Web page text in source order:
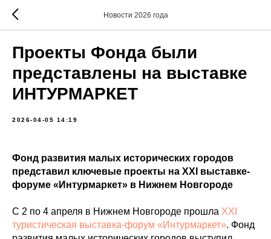
Новости 2026 года
Проекты Фонда были
представлены на выставке
ИНТУРМАРКЕТ
2026-04-05 14:19
Фонд развития малых исторических городов
представил ключевые проекты на XXI выставке-
форуме «Интурмаркет» в Нижнем Новгороде
С 2 по 4 апреля в Нижнем Новгороде прошла XXI
туристическая выставка-форум «Интурмаркет». Фонд